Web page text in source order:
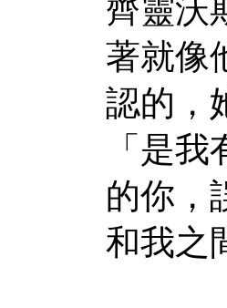
齊靈沃
著就像
認的，
「是
的你，
和我之